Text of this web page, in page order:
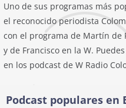
Uno de sus programas más
el reconocido periodista
con el programa de Martín de
y de Francisco en la W.
en los podcast de W Radio
Podcast populares en